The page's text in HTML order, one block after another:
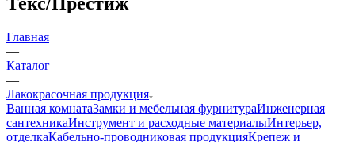
Главная
—
Каталог
—
Лакокрасочная продукция
Ванная комнатаЗамки и мебельная фурнитураИнженерная
сантехникаИнструмент и расходные материалыИнтерьер,
отделкаКабельно-проводниковая продукцияКрепеж и